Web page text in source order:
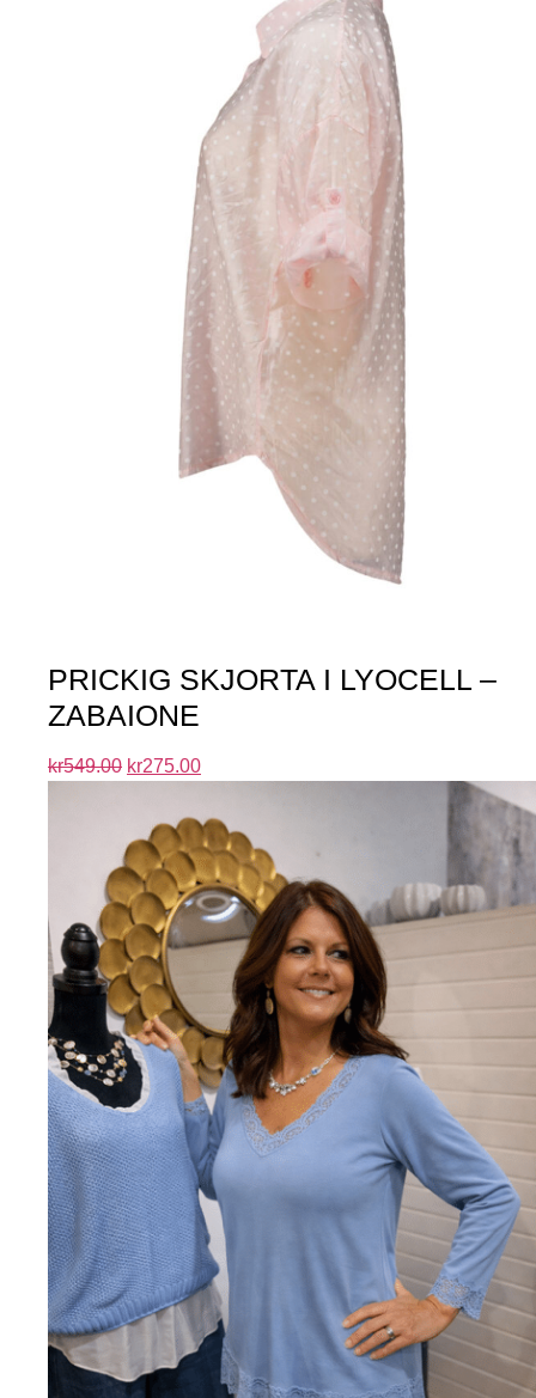
PRICKIG SKJORTA I LYOCELL –
ZABAIONE
kr549.00 kr275.00